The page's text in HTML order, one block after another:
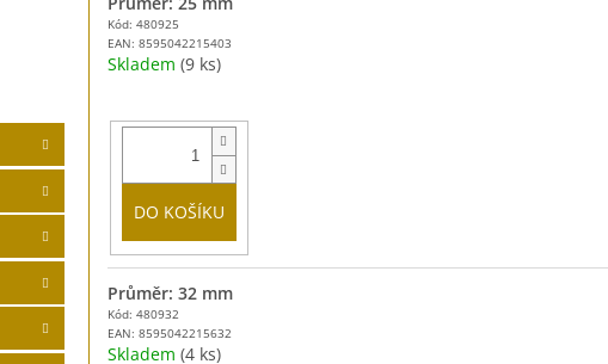
Kód: 480925
EAN: 8595042215403
Skladem (9 ks)
DO KOŠÍKU
Kód: 480932
EAN: 8595042215632
Průměr: 32 mm
Skladem (4 ks)